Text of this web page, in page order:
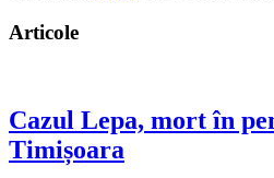
Articole
Cazul Lepa, mort în
Timișoara